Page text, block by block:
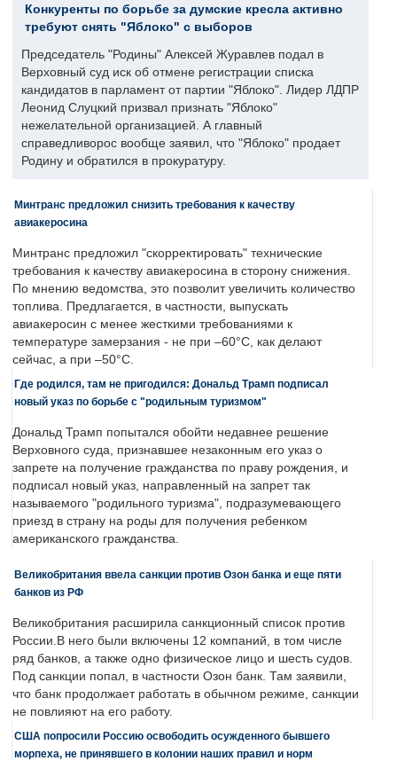
Конкуренты по борьбе за думские кресла активно
требуют снять "Яблоко" с выборов
Председатель "Родины" Алексей Журавлев подал в
Верховный суд иск об отмене регистрации списка
кандидатов в парламент от партии "Яблоко". Лидер ЛДПР
Леонид Слуцкий призвал признать "Яблоко"
нежелательной организацией. А главный
справедливорос вообще заявил, что "Яблоко" продает
Родину и обратился в прокуратуру.
Минтранс предложил снизить требования к качеству
авиакеросина
Минтранс предложил "скорректировать" технические
требования к качеству авиакеросина в сторону снижения.
По мнению ведомства, это позволит увеличить количество
топлива. Предлагается, в частности, выпускать
авиакеросин с менее жесткими требованиями к
температуре замерзания - не при –60°C, как делают
сейчас, а при –50°C.
Где родился, там не пригодился: Дональд Трамп подписал
новый указ по борьбе с "родильным туризмом"
Дональд Трамп попытался обойти недавнее решение
Верховного суда, признавшее незаконным его указ о
запрете на получение гражданства по праву рождения, и
подписал новый указ, направленный на запрет так
называемого "родильного туризма", подразумевающего
приезд в страну на роды для получения ребенком
американского гражданства.
Великобритания ввела санкции против Озон банка и еще пяти
банков из РФ
Великобритания расширила санкционный список против
России.В него были включены 12 компаний, в том числе
ряд банков, а также одно физическое лицо и шесть судов.
Под санкции попал, в частности Озон банк. Там заявили,
что банк продолжает работать в обычном режиме, санкции
не повлияют на его работу.
США попросили Россию освободить осужденного бывшего
морпеха, не принявшего в колонии наших правил и норм